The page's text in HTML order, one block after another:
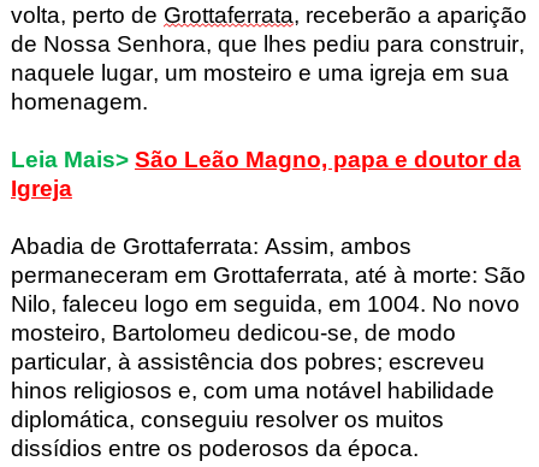
volta, perto de Grottaferrata, receberão a aparição
de Nossa Senhora, que lhes pediu para construir,
naquele lugar, um mosteiro e uma igreja em sua
homenagem.
Leia Mais> São Leão Magno, papa e doutor da
Igreja
Abadia de Grottaferrata: Assim, ambos
permaneceram em Grottaferrata, até à morte: São
Nilo, faleceu logo em seguida, em 1004. No novo
mosteiro, Bartolomeu dedicou-se, de modo
particular, à assistência dos pobres; escreveu
hinos religiosos e, com uma notável habilidade
diplomática, conseguiu resolver os muitos
dissídios entre os poderosos da época.